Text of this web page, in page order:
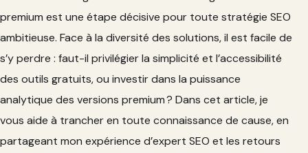
premium est une étape décisive pour toute stratégie SEO
ambitieuse. Face à la diversité des solutions, il est facile de
s’y perdre : faut-il privilégier la simplicité et l’accessibilité
des outils gratuits, ou investir dans la puissance
analytique des versions premium ? Dans cet article, je
vous aide à trancher en toute connaissance de cause, en
partageant mon expérience d’expert SEO et les retours